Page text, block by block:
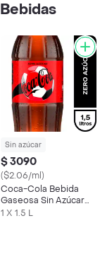
Bebidas
Sin azúcar
$ 3090
($2.06/ml)
Coca-Cola Bebida
Gaseosa Sin Azúcar
1.5 L
1 X 1.5 L